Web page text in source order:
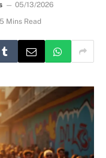
05/13/2026
5 Mins Read